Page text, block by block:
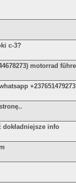
c-3?
motorrad
+237651479273
info